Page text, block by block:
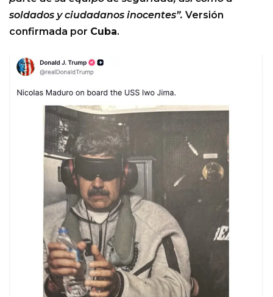
soldados y ciudadanos inocentes”. Versión
confirmada por Cuba.